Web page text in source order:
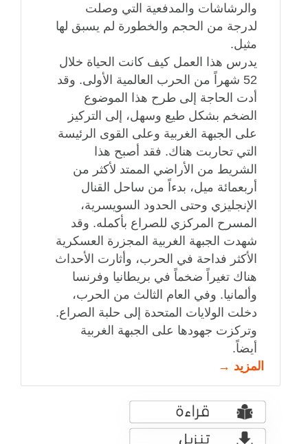
والرشاشات والمدفعية التي وصلت
لدرجة من الحجم والخطورة لم يسبق لها
مثيل.
يدرس هذا العمل كيف كانت الحياة خلال
52 شهراً من الحرب العالمية الأولى. وقد
أدت الحاجة إلى طرح هذا الموضوع
الضخم بشكل طيع وسهل، إلى التركيز
على الجبهة الغربية وعلى القوى الرئيسة
التي تحاربت هناك. فقد أصبح هذا
الشريط من الأراضي الممتد لأكثر من
أربعمائة ميل، بدءاً من ساحل القنال
الإنجليزي وحتى الحدود السويسرية،
المسرح المركزي للصراع بأكمله. وقد
شهدت الجبهة الغربية المجزرة العسكرية
الأكثر فداحة في الحرب، وأثارت الأحداث
هناك تغيراً ضخماً في بريطانيا وفرنسا
وألمانيا. وفي العام الثالث من الحرب،
دخلت الولايات المتحدة إلى حلبة الصراع.
وتركزت جهودها على الجبهة الغربية
أيضاً.
المزيد →